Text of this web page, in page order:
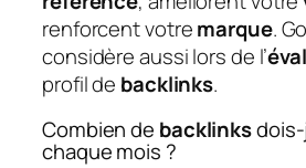
renforcent votremarque.
considère aussi lors de l’
profil de backlinks.
Combien de backlinks
chaque mois ?